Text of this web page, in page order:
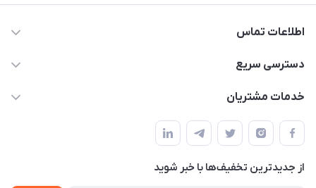
اطلاعات تماس
09371742423
طبقه بالای دنیای لبنیات (مراجعه حضوری فقط در صورت هماهنگی
قبلی با شماره ۰۹۳۷۱۷۴۲۴۲۳ امکان پذیر است)
دسترسی سریع
حساب کاربری
لیست محصولات
درباره ما
خدمات مشتریان
قوانین و مقررات
حریم خصوصی
راهنما
از جدید‌ترین تخفیف‌ها با‌ خبر شوید